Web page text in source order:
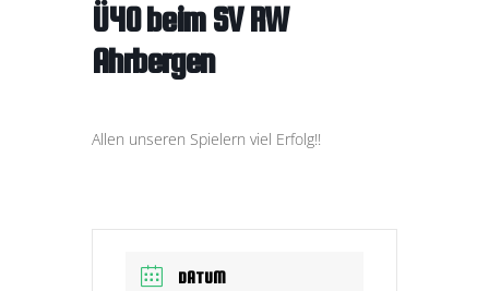
Ü40 beim SV RW
Ahrbergen
Allen unseren Spielern viel Erfolg!!
DATUM